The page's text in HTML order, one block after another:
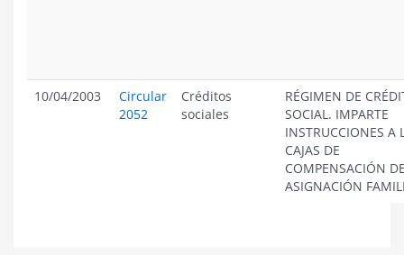
10/04/2003
Circular
2052
Créditos
sociales
RÉGIMEN DE
SOCIAL. IMPARTE
INSTRUCCIONES A
CAJAS DE
COMPENSACIÓN
ASIGNACIÓN